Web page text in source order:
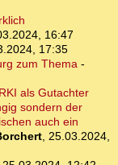
16:47
17:35
zum Thema-
als Gutachter
sondern der
auch ein
, 25.03.2024,